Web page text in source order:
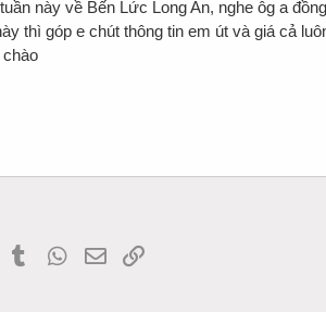
này về Bến Lức Long An, nghe ôg a
thì góp e chút thông tin em út và giá cả
chào
PinterestTumblr WhatsApp
Email